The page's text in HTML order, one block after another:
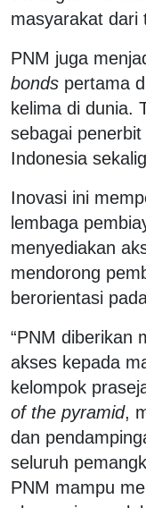
masyarakat dari
PNM juga
bonds pertama
kelima di dunia.
sebagai
Indonesia
Inovasi ini
lembaga
menyediakan
mendorong
berorientasi
“PNM diberikan
akses kepada
kelompok
of the pyramid,
dan
seluruh
PNM mampu